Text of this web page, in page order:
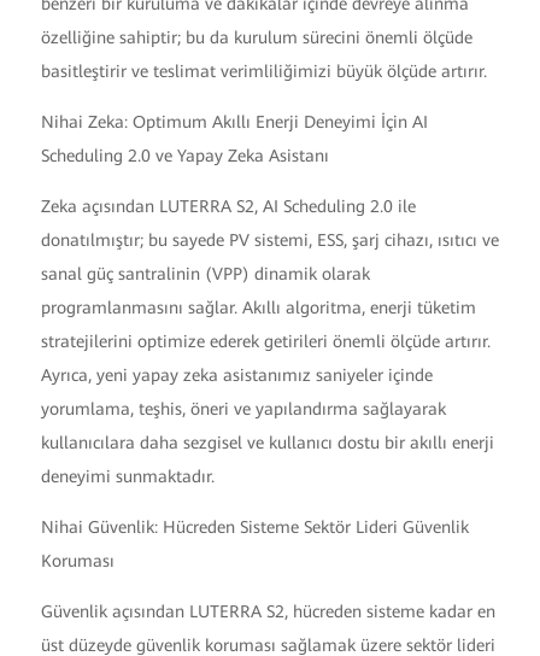
özelliğine sahiptir; bu da kurulum sürecini önemli ölçüde
basitleştirir ve teslimat verimliliğimizi büyük ölçüde artırır.
Nihai Zeka: Optimum Akıllı Enerji Deneyimi İçin AI
Scheduling 2.0 ve Yapay Zeka Asistanı
Zeka açısından LUTERRA S2, AI Scheduling 2.0 ile
donatılmıştır; bu sayede PV sistemi, ESS, şarj cihazı, ısıtıcı ve
sanal güç santralinin (VPP) dinamik olarak
programlanmasını sağlar. Akıllı algoritma, enerji tüketim
stratejilerini optimize ederek getirileri önemli ölçüde artırır.
Ayrıca, yeni yapay zeka asistanımız saniyeler içinde
yorumlama, teşhis, öneri ve yapılandırma sağlayarak
kullanıcılara daha sezgisel ve kullanıcı dostu bir akıllı enerji
deneyimi sunmaktadır.
Nihai Güvenlik: Hücreden Sisteme Sektör Lideri Güvenlik
Koruması
Güvenlik açısından LUTERRA S2, hücreden sisteme kadar en
üst düzeyde güvenlik koruması sağlamak üzere sektör lideri